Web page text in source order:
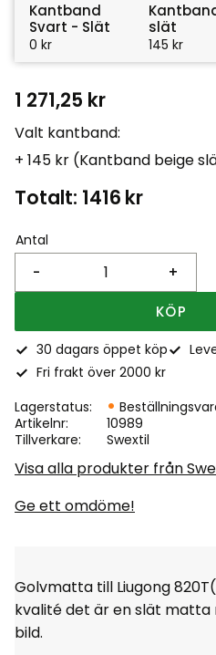
Kantband
Svart - Slät
0 kr
slät
145 kr
1 271,25 kr
Valt kantband:
+ 145 kr (Kantband beige
Totalt: 1416 kr
Antal
+
-
KÖP
30 dagars öppet köp
Fri frakt över 2000 kr
Lagerstatus
Artikelnr
10989
Tillverkare
Swextil
Visa alla produkter från
Ge ett omdöme!
Golvmatta till Liugong
kvalité det är en slät matta
bild.